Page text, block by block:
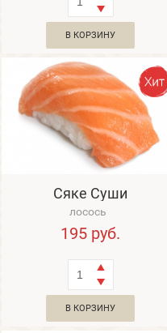
В КОРЗИНУ
Сяке Суши
лосось
195 руб.
В КОРЗИНУ